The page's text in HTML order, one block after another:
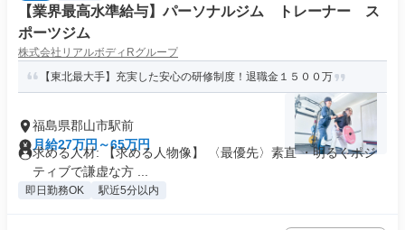
【業界最高水準給与】パーソナルジム トレーナー ス
ポーツジム
株式会社リアルボディRグループ
【東北最大手】充実した安心の研修制度！退職金１５００万
福島県郡山市駅前
月給27万円～65万円
求める人材: 【求める人物像】 〈最優先〉素直 ・明るくポジ
ティブで謙虚な方 ...
即日勤務OK 駅近5分以内